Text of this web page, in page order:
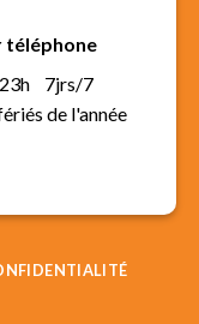
téléphone
23h 7jrs/7
de l'année